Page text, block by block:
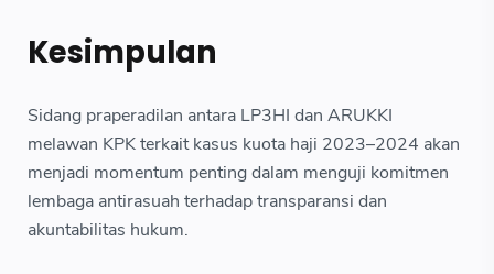
Kesimpulan
Sidang praperadilan antara LP3HI dan ARUKKI
melawan KPK terkait kasus kuota haji 2023–2024 akan
menjadi momentum penting dalam menguji komitmen
lembaga antirasuah terhadap transparansi dan
akuntabilitas hukum.